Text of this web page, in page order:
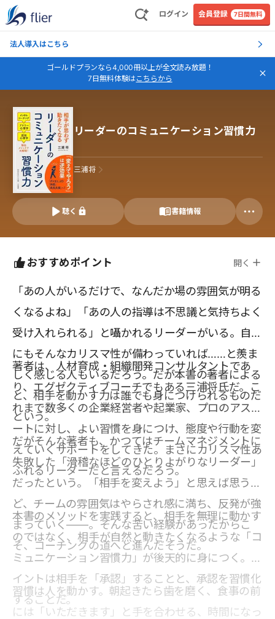
ログイン 会員登録 7日間無料
法人導入はこちら
ゴールドプランなら4,000冊以上が全文読み放題！
7日無料体験はこちらから
リーダーのコミュニケーション習慣力
三浦将
聴く 書籍情報
おすすめポイント 開く
「あの人がいるだけで、なんだか場の雰囲気が明る
くなるよね」「あの人の指導は不思議と気持ちよく
受け入れられる」と囁かれるリーダーがいる。自分
にもそんなカリスマ性が備わっていれば……と羨ま
しく感じる人もいるだろう。だが本書の著者による
と、相手を動かす力は誰でも身につけられるものだ
という。
著者は、人材育成・組織開発コンサルタントであ
り、エグゼクティブコーチでもある三浦将氏だ。こ
れまで数多くの企業経営者や起業家、プロのアスリ
ートに対し、よい習慣を身につけ、態度や行動を変
えていくサポートをしてきた。まさにカリスマ性あ
ふれるリーダーだと言えるだろう。
だがそんな著者も、かつてはチームマネジメントに
失敗した「滑稽なほどのひとりよがりなリーダー」
だったという。「相手を変えよう」と思えば思うほ
ど、チームの雰囲気はやらされ感に満ち、反発が強
まっていく――。そんな苦い経験があったからこ
そ、コーチングの道へと進んだそうだ。
本書のメソッドを実践すると、相手を無理に動かす
のではなく、相手が自然と動きたくなるような「コ
ミュニケーション習慣力」が後天的に身につく。ポ
イントは相手を「承認」することと、承認を習慣化
することだ。
習慣は人を動かす。朝起きたら歯を磨く、食事の前
には「いただきます」と手を合わせる、時間になっ